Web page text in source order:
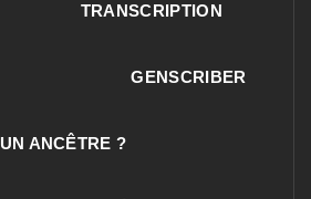
TRANSCRIPTION
GENSCRIBER
UN ANCÊTRE ?